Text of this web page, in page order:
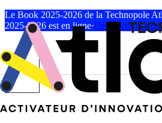
Le Book 2025-2026 de la Technopole
2025-2026 est en ligne·Découvrir le